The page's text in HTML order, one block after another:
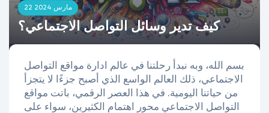
22 مارس 2024
كيف تدير وسائل التواصل الاجتماعي؟
بسم الله، وبه نبدأ رحلتنا في عالم ادارة مواقع التواصل
الاجتماعي، ذلك العالم الواسع الذي أصبح جزءًا لا يتجزأ
من حياتنا اليومية. في هذا العصر الرقمي، باتت مواقع
التواصل الاجتماعي محور اهتمام الكثيرين، سواء على